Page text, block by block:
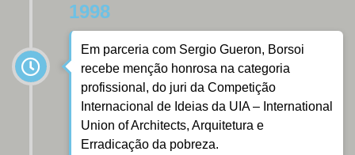
1998
Em parceria com Sergio Gueron, Borsoi
recebe menção honrosa na categoria
profissional, do juri da Competição
Internacional de Ideias da UIA – International
Union of Architects, Arquitetura e
Erradicação da pobreza.